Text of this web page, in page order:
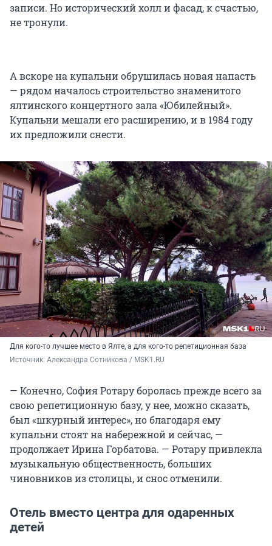
записи. Но исторический холл и фасад, к счастью,
не тронули.
А вскоре на купальни обрушилась новая напасть
— рядом началось строительство знаменитого
ялтинского концертного зала «Юбилейный».
Купальни мешали его расширению, и в 1984 году
их предложили снести.
Для кого-то лучшее место в Ялте, а для кого-то репетиционная база
Источник: Александра Сотникова / MSK1.RU
— Конечно, София Ротару боролась прежде всего за
свою репетиционную базу, у нее, можно сказать,
был «шкурный интерес», но благодаря ему
купальни стоят на набережной и сейчас, —
продолжает Ирина Горбатова. — Ротару привлекла
музыкальную общественность, больших
чиновников из столицы, и снос отменили.
Отель вместо центра для одаренных
детей